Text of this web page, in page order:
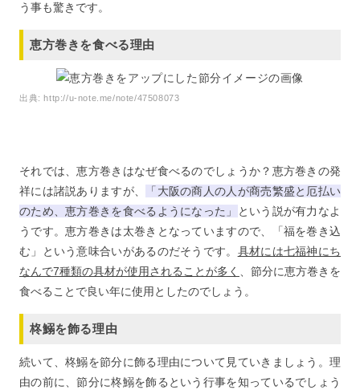
う事も驚きです。
恵方巻きを食べる理由
出典:http://u-note.me/note/47508073
それでは、恵方巻きはなぜ食べるのでしょうか？恵方巻きの発
祥には諸説ありますが、
「大阪の商人の人が商売繁盛と厄払い
のため、恵方巻きを食べるようになった」
という説が有力なよ
うです。恵方巻きは太巻きとなっていますので、「福を巻き込
む」という意味合いがあるのだそうです。 具材には七福神にち
なんで7種類の具材が使用されることが多く
、節分に恵方巻きを
食べることで良い年に使用としたのでしょう。
柊鰯を飾る理由
続いて、柊鰯を節分に飾る理由について見ていきましょう。理
由の前に、節分に柊鰯を飾るという行事を知っているでしょう